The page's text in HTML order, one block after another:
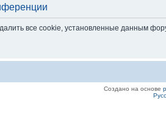
все cookie, установленные данным
Создано на основе